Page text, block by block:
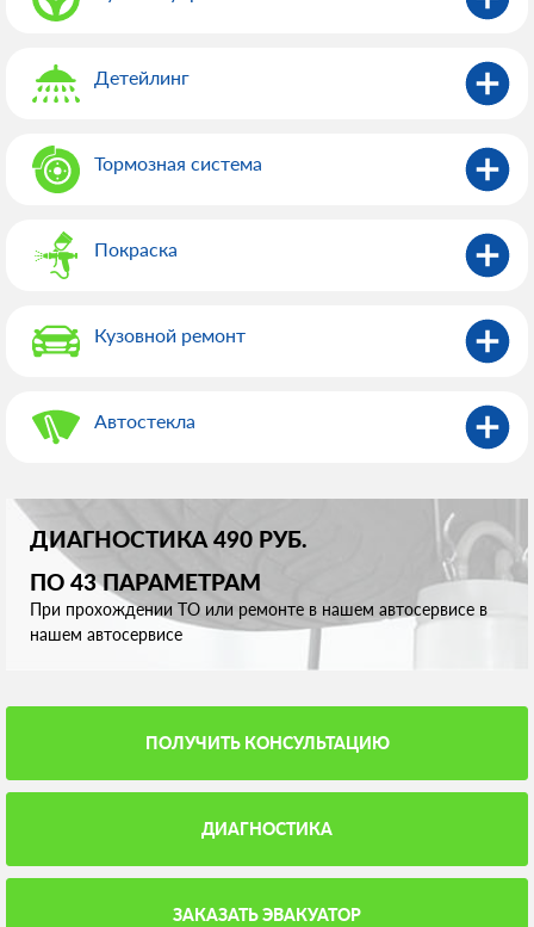
Детейлинг
Тормозная система
Покраска
Кузовной ремонт
Автостекла
ДИАГНОСТИКА 490 РУБ.
ПО 43 ПАРАМЕТРАМ
При прохождении ТО или ремонте в нашем автосервисе в
нашем автосервисе
ПОЛУЧИТЬ КОНСУЛЬТАЦИЮ
ДИАГНОСТИКА
ЗАКАЗАТЬ ЭВАКУАТОР